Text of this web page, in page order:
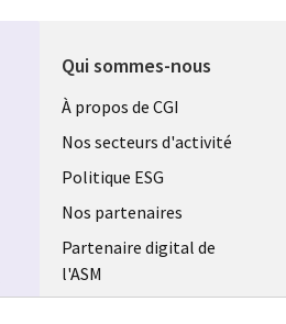
Qui sommes-nous
Useful
links
FRANCE
À propos de CGI
Nos secteurs d'activité
Politique ESG
Nos partenaires
Partenaire digital de
l'ASM